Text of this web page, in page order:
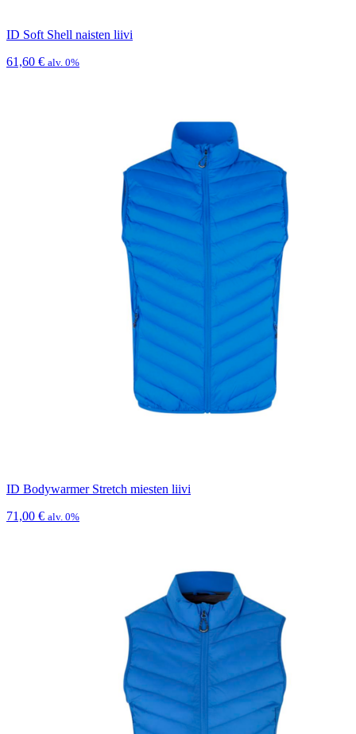
ID Soft Shell naisten liivi
61,60 € alv. 0%
ID Bodywarmer Stretch miesten liivi
71,00 € alv. 0%